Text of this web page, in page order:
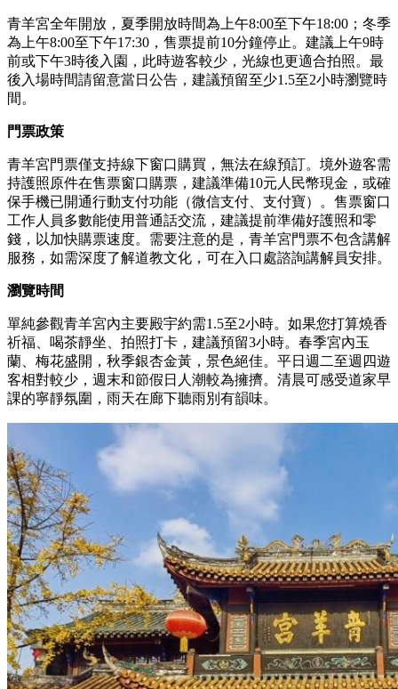
青羊宮全年開放，夏季開放時間為上午8:00至下午18:00；冬季
為上午8:00至下午17:30，售票提前10分鐘停止。建議上午9時
前或下午3時後入園，此時遊客較少，光線也更適合拍照。最
後入場時間請留意當日公告，建議預留至少1.5至2小時瀏覽時
間。
門票政策
青羊宮門票僅支持線下窗口購買，無法在線預訂。境外遊客需
持護照原件在售票窗口購票，建議準備10元人民幣現金，或確
保手機已開通行動支付功能（微信支付、支付寶）。售票窗口
工作人員多數能使用普通話交流，建議提前準備好護照和零
錢，以加快購票速度。需要注意的是，青羊宮門票不包含講解
服務，如需深度了解道教文化，可在入口處諮詢講解員安排。
瀏覽時間
單純參觀青羊宮內主要殿宇約需1.5至2小時。如果您打算燒香
祈福、喝茶靜坐、拍照打卡，建議預留3小時。春季宮內玉
蘭、梅花盛開，秋季銀杏金黃，景色絕佳。平日週二至週四遊
客相對較少，週末和節假日人潮較為擁擠。清晨可感受道家早
課的寧靜氛圍，雨天在廊下聽雨別有韻味。